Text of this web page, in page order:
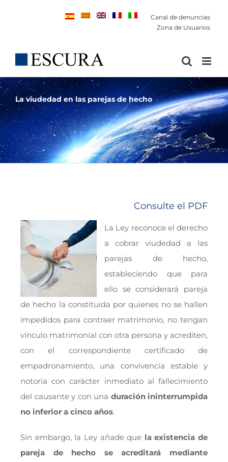
Canal de denuncias
Zona de Usuarios
La viudedad en las parejas de hecho
Consulte el PDF
La Ley reconoce el derecho
a cobrar viudedad a las
parejas de hecho,
estableciendo que para
ello se considerará pareja
de hecho la constituida por quienes no se hallen
impedidos para contraer matrimonio, no tengan
vínculo matrimonial con otra persona y acrediten,
con el correspondiente certificado de
empadronamiento, una convivencia estable y
notoria con carácter inmediato al fallecimiento
del causante y con una duración ininterrumpida
no inferior a cinco años.
Sin embargo, la Ley añade que la existencia de
pareja de hecho se acreditará mediante